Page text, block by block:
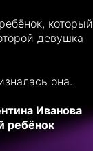
который
девушка
она.
Иванова
ребёнок